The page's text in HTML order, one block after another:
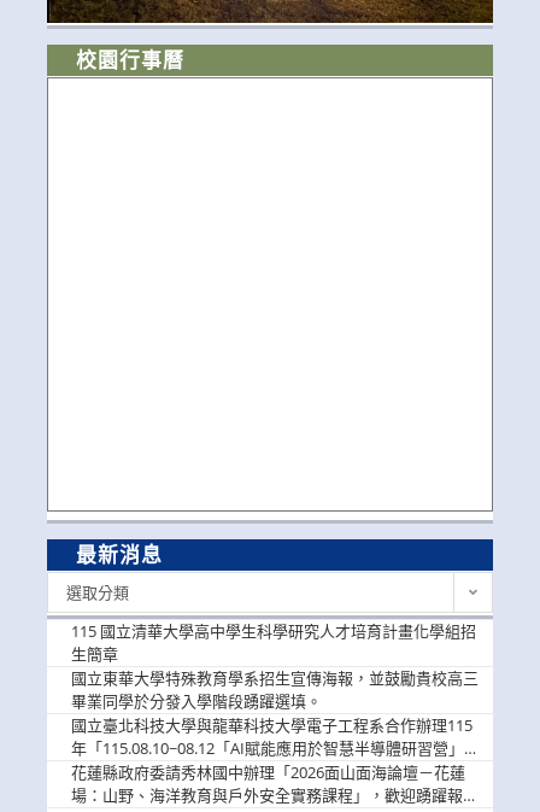
校園行事曆
最新消息
選取分類
115 國立清華大學高中學生科學研究人才培育計畫化學組招
生簡章
國立東華大學特殊教育學系招生宣傳海報，並鼓勵貴校高三
畢業同學於分發入學階段踴躍選填。
國立臺北科技大學與龍華科技大學電子工程系合作辦理115
年「115.08.10~08.12「AI賦能應用於智慧半導體研習營」，
歡迎學生踴躍報名參加
花蓮縣政府委請秀林國中辦理「2026面山面海論壇－花蓮
場：山野、海洋教育與戶外安全實務課程」，歡迎踴躍報名